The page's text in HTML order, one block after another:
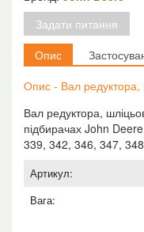
John
Deere,
E61294
кількість
Задати питання
Опис
Опис - Вал редуктора,
Вал редуктора,
підбирачах John
339, 342, 346, 347,
Артикул:
Вага: